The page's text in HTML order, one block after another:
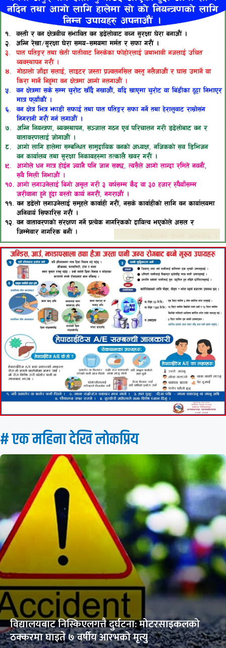
# एक महिना देखि लाेकप्रिय
विद्यालयबाट निस्किएलगत्तै दुर्घटना: मोटरसाइकलको
ठक्करमा घाइते ७ वर्षीय आरभको मृत्यु